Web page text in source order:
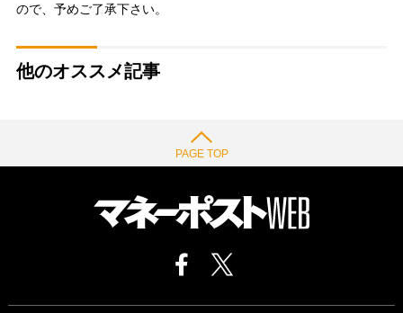
ので、予めご了承下さい。
他のオススメ記事
PAGE TOP